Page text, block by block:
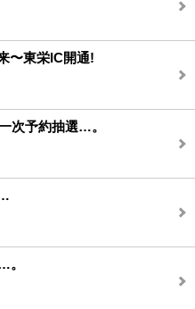
〜東栄IC開通!
次予約抽選…。
。